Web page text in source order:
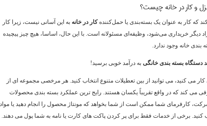
و کار در خانه چیست؟
کار به عنوان یک بسته‌بندی یا حمل‌کنندهکار در خانه به این آسانی نیست، زیرا کار
دیگر خریداری می‌شود، وظیفه‌ای مسئولانه است. با این حال، اساسا، هیچ چیز پیچیده
خانه وجود ندارد.
دستگاه بسته بندی خانگی به درآمد خوبی برسید!
می کنید، می توانید از بین تعطیلات متنوع انتخاب کنید. هر مرخصی مجموعه ای از
می کند که در واقع تقریباً یکسان هستند. رایج ترین عملکرد بسته بندی محصولات
کارفرمای شما ممکن است از شما بخواهد که مونتاژ محصول را انجام دهید یا مواد
کنید. برخی از خدمات فقط برای پر کردن پاکت های کارت یا نامه به شما پول می دهند.